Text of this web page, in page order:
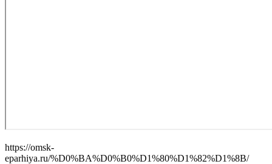
https://omsk-
eparhiya.ru/%D0%BA%D0%B0%D1%80%D1%82%D1%8B/